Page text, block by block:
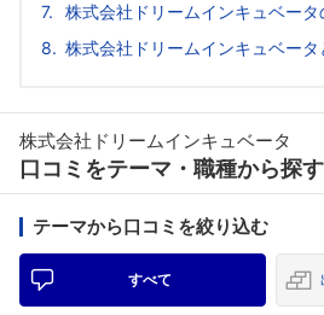
株式会社ドリームインキュベータ
株式会社ドリームインキュベー
株式会社ドリームインキュベータ
口コミをテーマ・職種から探す
テーマから口コミを絞り込む
すべて